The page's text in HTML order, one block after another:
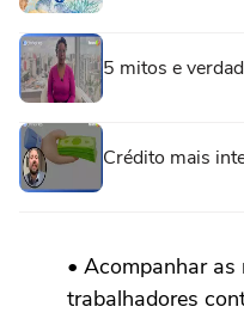
5 mitos e
Crédito mais
• Acompanhar
trabalhadores